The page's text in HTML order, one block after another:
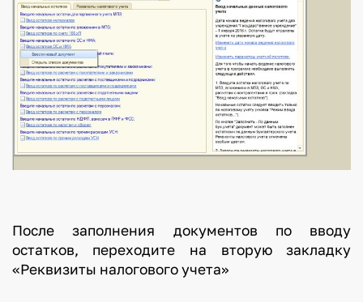
После заполнения документов по вводу
остатков, переходите на вторую закладку
«Реквизиты налогового учета»